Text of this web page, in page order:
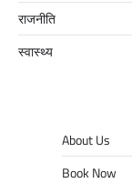
राजनीति
स्वास्थ्य
About Us
Book Now